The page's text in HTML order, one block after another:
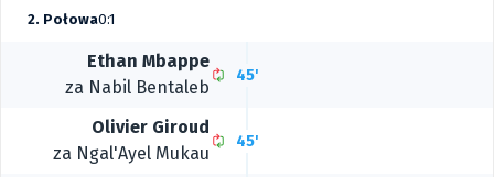
2. Połowa0:1
Ethan Mbappe
za Nabil Bentaleb
45'
Olivier Giroud
za Ngal'Ayel Mukau
45'